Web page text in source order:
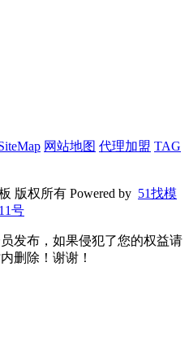
网站地图 代理加盟 TAG
版权所有 Powered by 51找模
号
发布，如果侵犯了您的权益请
删除！谢谢！